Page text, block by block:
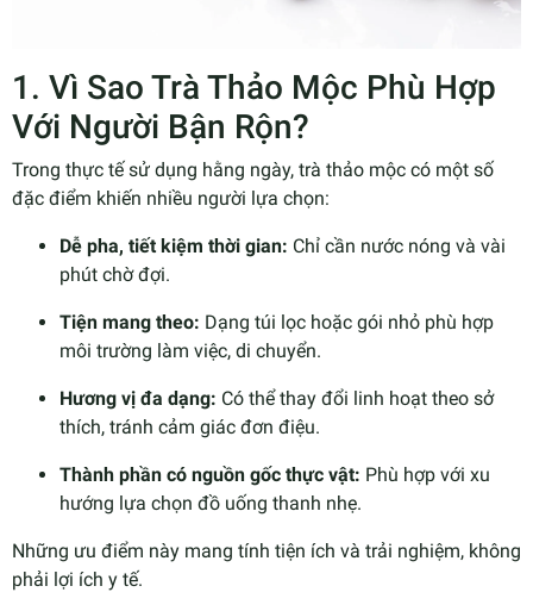
1. Vì Sao Trà Thảo Mộc Phù Hợp
Với Người Bận Rộn?
Trong thực tế sử dụng hằng ngày, trà thảo mộc có một số
đặc điểm khiến nhiều người lựa chọn:
Dễ pha, tiết kiệm thời gian: Chỉ cần nước nóng và vài
phút chờ đợi.
Tiện mang theo: Dạng túi lọc hoặc gói nhỏ phù hợp
môi trường làm việc, di chuyển.
Hương vị đa dạng: Có thể thay đổi linh hoạt theo sở
thích, tránh cảm giác đơn điệu.
Thành phần có nguồn gốc thực vật: Phù hợp với xu
hướng lựa chọn đồ uống thanh nhẹ.
Những ưu điểm này mang tính tiện ích và trải nghiệm, không
phải lợi ích y tế.